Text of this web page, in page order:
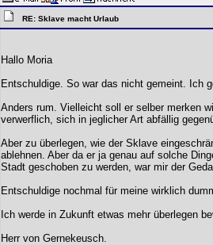
RE: Sklave macht Urlaub
Hallo Moria
Entschuldige. So war das nicht gemeint. Ich
Anders rum. Vielleicht soll er selber merken
verwerflich, sich in jeglicher Art abfällig
Aber zu überlegen, wie der Sklave
ablehnen. Aber da er ja genau auf solche
Stadt geschoben zu werden, war mir der
Entschuldige nochmal für meine wirklich
Ich werde in Zukunft etwas mehr überlegen
Herr von Gernekeusch.